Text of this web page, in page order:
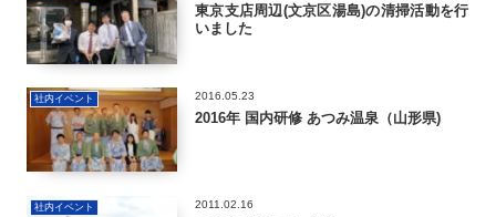
東京支店周辺(文京区湯島)の清掃活動を行
いました
社内イベント 2016.05.23
2016年 国内研修 あつみ温泉（山形県)
社内イベント 2011.02.16